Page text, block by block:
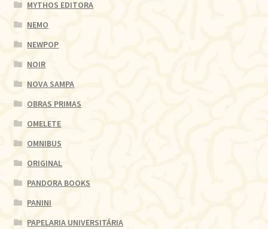
MYTHOS EDITORA
NEMO
NEWPOP
NOIR
NOVA SAMPA
OBRAS PRIMAS
OMELETE
OMNIBUS
ORIGINAL
PANDORA BOOKS
PANINI
PAPELARIA UNIVERSITÁRIA